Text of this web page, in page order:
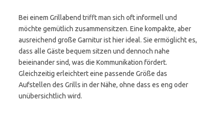
Bei einem Grillabend trifft man sich oft informell und
möchte gemütlich zusammensitzen. Eine kompakte, aber
ausreichend große Garnitur ist hier ideal. Sie ermöglicht es,
dass alle Gäste bequem sitzen und dennoch nahe
beieinander sind, was die Kommunikation fördert.
Gleichzeitig erleichtert eine passende Größe das
Aufstellen des Grills in der Nähe, ohne dass es eng oder
unübersichtlich wird.